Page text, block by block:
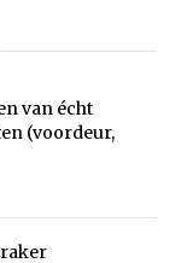
van écht
(voordeur,